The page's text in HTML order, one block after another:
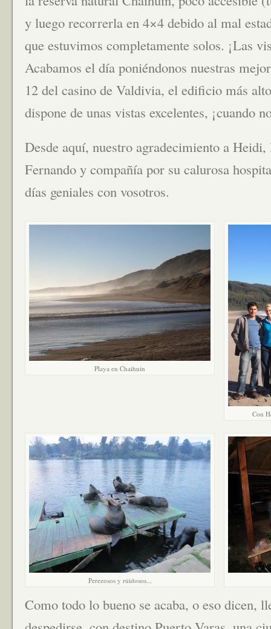
y luego recorrerla en 4×4 debido al mal
que estuvimos completamente solos. ¡Las
Acabamos el día poniéndonos nuestras
12 del casino de Valdivia, el edificio más
dispone de unas vistas excelentes, ¡cuando
Desde aquí, nuestro agradecimiento a
Fernando y compañía por su calurosa
días geniales con vosotros.
Playa en Chaihuin
Con
Perezosos y ruidosos...
Como todo lo bueno se acaba, o eso dicen,